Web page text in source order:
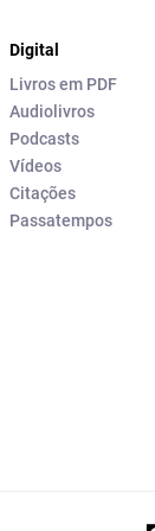
Digital
Livros em PDF
Audiolivros
Podcasts
Vídeos
Citações
Passatempos